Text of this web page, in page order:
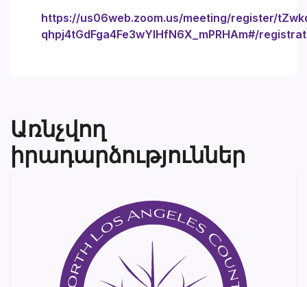
https://us06web.zoom.us/meeting/register/
qhpj4tGdFga4Fe3wYlHfN6X_mPRHAm#/
Առնչվող
իրադարձություններ